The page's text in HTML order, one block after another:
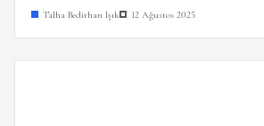
Talha Bedirhan Işık 12 Ağustos 2025